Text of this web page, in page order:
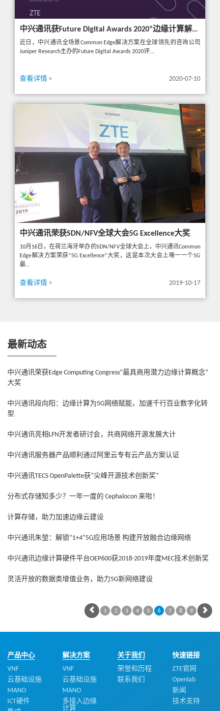
中兴通讯获Future Digital Awards 2020“边缘计算解决方案铂金奖”
近日，中兴通讯全场景Common Edge解决方案在全球领先的咨询公司
Juniper Research主办的Future Digital Awards 2020评...
查看详情 > 2020-07-10
中兴通讯荣获SDN/NFV全球大会5G Excellence大奖
10月16日，在荷兰海牙举办的SDN/NFV全球大会上，中兴通讯Common
Edge解决方案荣获“5G Excellence”大奖，这是本次大会上唯一一个5G
最...
查看详情 > 2019-10-17
最新动态
中兴通讯荣获Edge Computing Congress“最具商用潜力边缘计算概念”
大奖
中兴通讯段向阳：边缘计算为5G网络赋能，加速千行百业数字化转
型
中兴通讯亮相LFN开发者研讨会，共商网络开源发展大计
中兴通讯服务器产品顺利通过阿里云专有云产品方案认证
中兴通讯TECS OpenPalette获“尖峰开源技术创新奖”
分布式存储知多少？一年一度的 Cephalocon 来啦！
计算存储，助力加速边缘云建设
中兴通讯朱堃：解锁“1+4”5G应用场景 构建开放融合边缘网络
中兴通讯边缘计算硬件平台OEP600获2018-2019年度MEC技术创新奖
灵活开放的数据类增值业务，助力5G新网络建设
1 2 3 4 5 6 7 8 9
产品中心
VNF
云基础设施
MANO
ICT硬件
解决方案
VNF
云基础设施
MANO
多接入边缘
计算
关于我们
荣誉和历程
联系我们
快速链接
ZTE官网
Openlab
新闻
技术支持